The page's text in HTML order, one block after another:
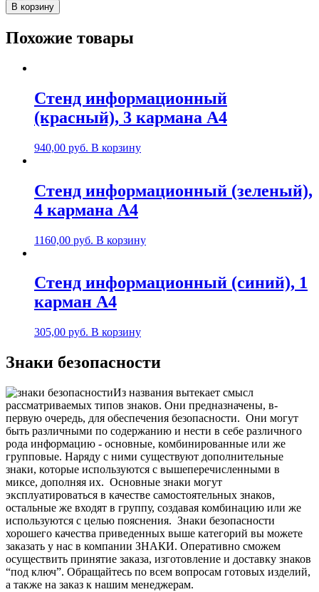
В корзину
Похожие товары
Стенд информационный
(красный), 3 карманa А4
940,00 руб. В корзину
Стенд информационный (зеленый),
4 карманa А4
1160,00 руб. В корзину
Стенд информационный (синий), 1
карман А4
305,00 руб. В корзину
Знаки безопасности
Из названия вытекает смысл
рассматриваемых типов знаков. Они предназначены, в-
первую очередь, для обеспечения безопасности. Они могут
быть различными по содержанию и нести в себе различного
рода информацию - основные, комбинированные или же
групповые. Наряду с ними существуют дополнительные
знаки, которые используются с вышеперечисленными в
миксе, дополняя их. Основные знаки могут
эксплуатироваться в качестве самостоятельных знаков,
остальные же входят в группу, создавая комбинацию или же
используются с целью пояснения. Знаки безопасности
хорошего качества приведенных выше категорий вы можете
заказать у нас в компании ЗНАКИ. Оперативно сможем
осуществить принятие заказа, изготовление и доставку знаков
“под ключ”. Обращайтесь по всем вопросам готовых изделий,
а также на заказ к нашим менеджерам.